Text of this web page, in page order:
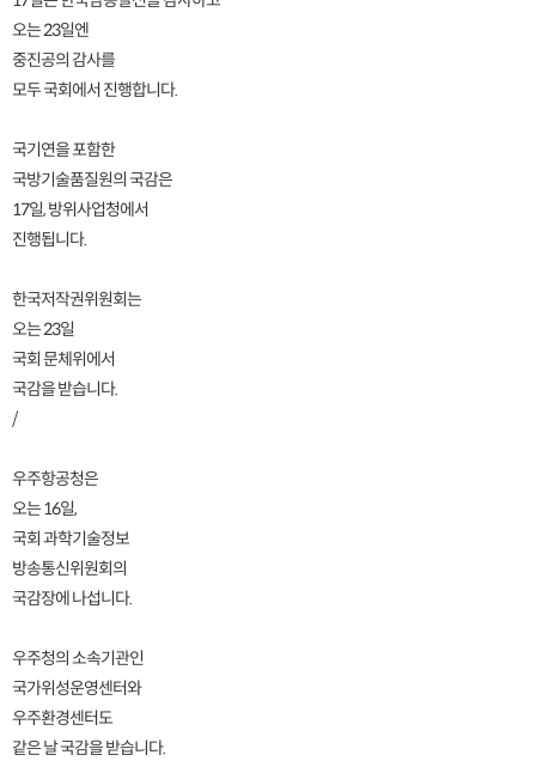
오는 23일엔
중진공의 감사를
모두 국회에서 진행합니다.
국기연을 포함한
국방기술품질원의 국감은
17일, 방위사업청에서
진행됩니다.
한국저작권위원회는
오는 23일
국회 문체위에서
국감을 받습니다.
/
우주항공청은
오는 16일,
국회 과학기술정보
방송통신위원회의
국감장에 나섭니다.
우주청의 소속기관인
국가위성운영센터와
우주환경센터도
같은 날 국감을 받습니다.